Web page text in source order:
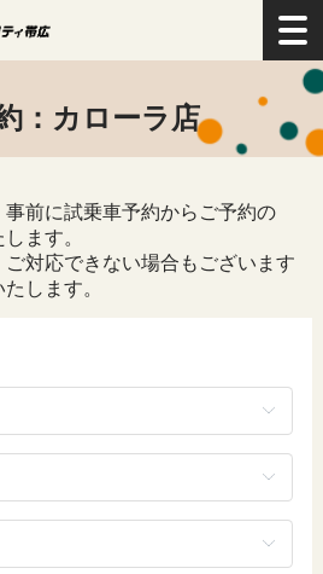
ーラ店
：カローラ店
前に試乗車予約からご予約の
ます。
対応できない場合もございます
します。